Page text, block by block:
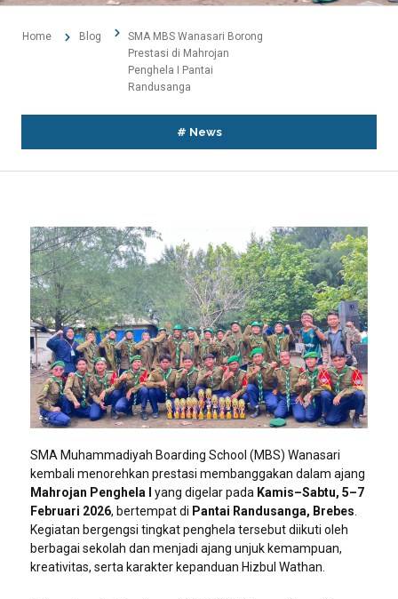
Home Blog
SMA MBS Wanasari Borong
Prestasi di Mahrojan
Penghela I Pantai
Randusanga
# News
SMA Muhammadiyah Boarding School (MBS) Wanasari
kembali menorehkan prestasi membanggakan dalam ajang
Mahrojan Penghela I
yang digelar pada Kamis–Sabtu, 5–7
Februari 2026, bertempat di Pantai Randusanga, Brebes
Kegiatan bergengsi tingkat penghela tersebut diikuti oleh
berbagai sekolah dan menjadi ajang unjuk kemampuan,
kreativitas, serta karakter kepanduan Hizbul Wathan.